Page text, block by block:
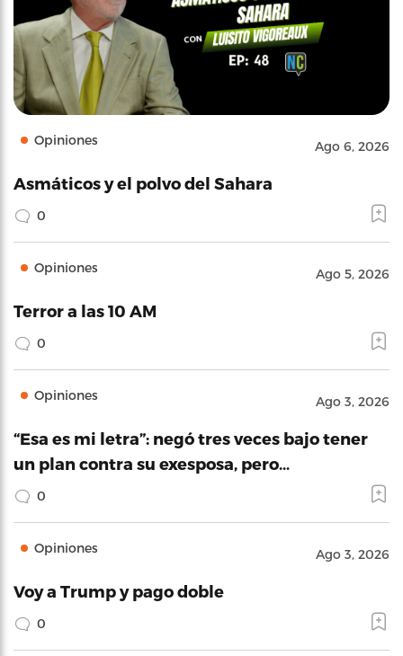
Opiniones Ago 6, 2026
Asmáticos y el polvo del Sahara
0
Opiniones Ago 5, 2026
Terror a las 10 AM
0
Opiniones Ago 3, 2026
“Esa es mi letra”: negó tres veces bajo tener
un plan contra su exesposa, pero…
0
Opiniones Ago 3, 2026
Voy a Trump y pago doble
0